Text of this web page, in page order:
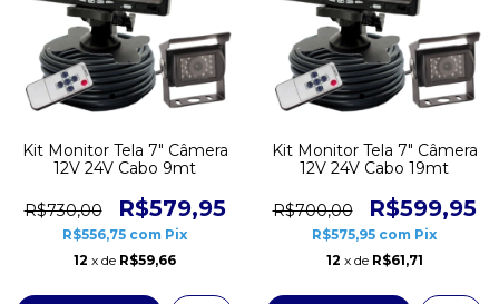
Kit Monitor Tela 7" Câmera
12V 24V Cabo 9mt
R$730,00 R$579,95
R$556,75 com Pix
12 x de R$59,66
Kit Monitor Tela 7" Câmera
12V 24V Cabo 19mt
R$700,00 R$599,95
R$575,95 com Pix
12 x de R$61,71